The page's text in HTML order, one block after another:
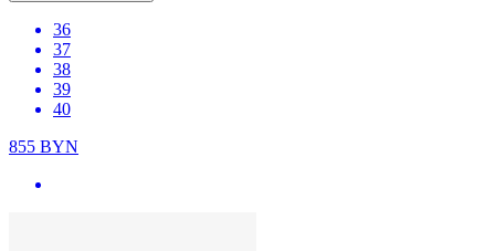
36
37
38
39
40
855 BYN